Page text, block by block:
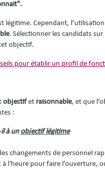
légitime. Cependant,
. Sélectionner les candidats sur
objectif.
pour établir un profil de
objectif et raisonnable, et que
:
à un objectif légitime
changements de personnel
pour faire l’ouverture,